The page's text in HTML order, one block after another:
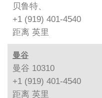
贝鲁特、
+1 (919) 401-4540
距离 英里
曼谷
曼谷 10310
+1 (919) 401-4540
距离 英里